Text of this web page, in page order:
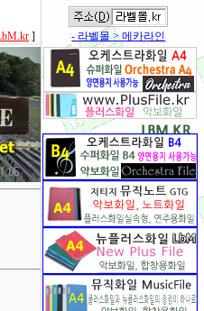
] - 라벨몰 > 메카라인